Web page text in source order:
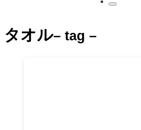
タオル– tag –